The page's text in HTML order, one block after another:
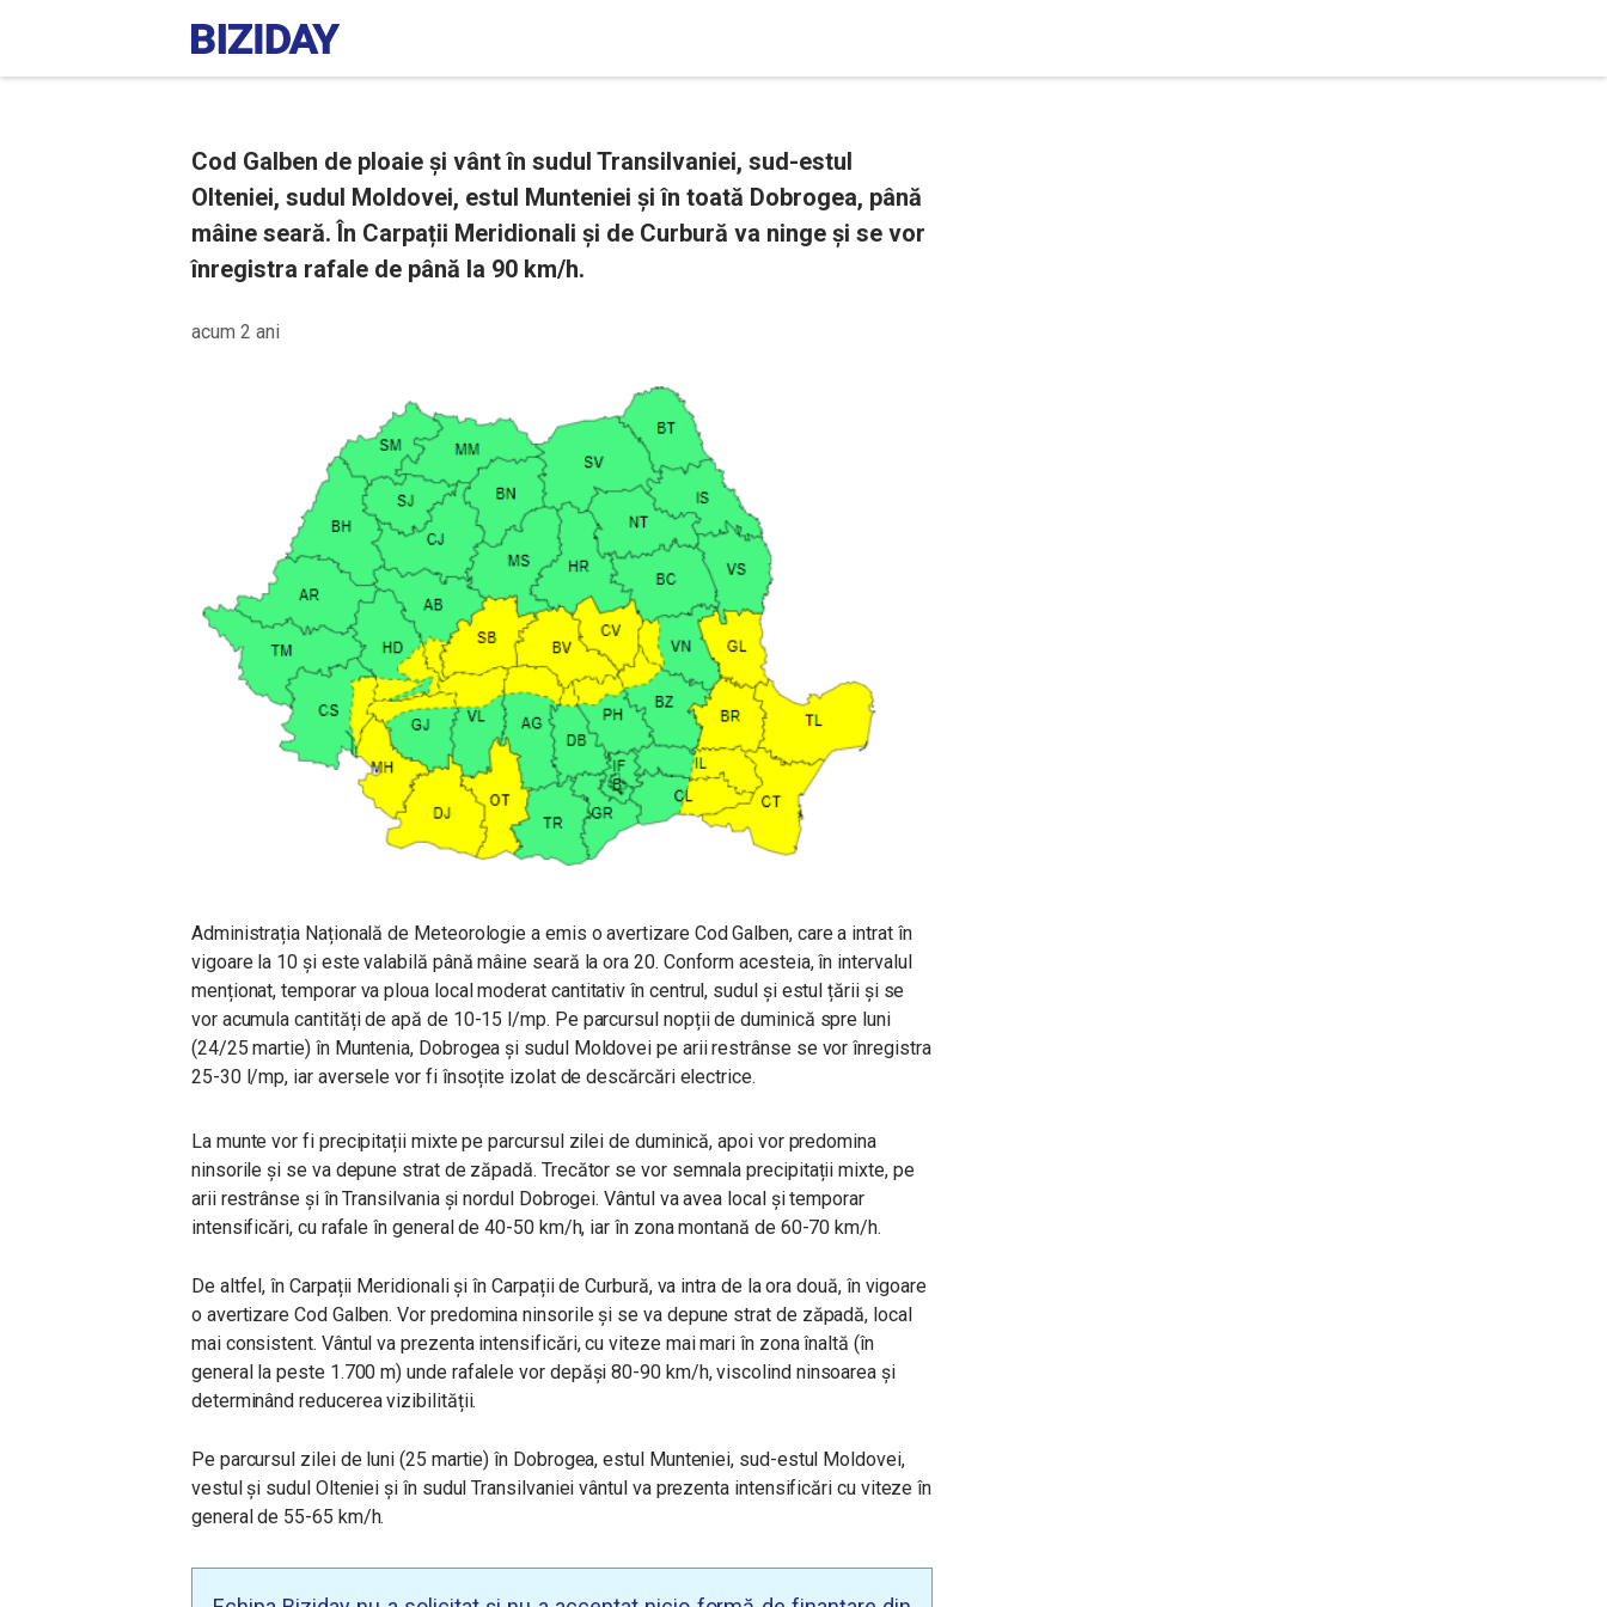
Cod Galben de ploaie și vânt în sudul Transilvaniei, sud-estul
Olteniei, sudul Moldovei, estul Munteniei și în toată Dobrogea, până
mâine seară. În Carpații Meridionali și de Curbură va ninge și se vor
înregistra rafale de până la 90 km/h.
acum 2 ani
Administrația Națională de Meteorologie a emis o avertizare Cod Galben, care a intrat în
vigoare la 10 și este valabilă până mâine seară la ora 20. Conform acesteia, în intervalul
menționat, temporar va ploua local moderat cantitativ în centrul, sudul și estul țării și se
vor acumula cantități de apă de 10-15 l/mp. Pe parcursul nopții de duminică spre luni
(24/25 martie) în Muntenia, Dobrogea și sudul Moldovei pe arii restrânse se vor înregistra
25-30 l/mp, iar aversele vor fi însoțite izolat de descărcări electrice.
La munte vor fi precipitații mixte pe parcursul zilei de duminică, apoi vor predomina
ninsorile și se va depune strat de zăpadă. Trecător se vor semnala precipitații mixte, pe
arii restrânse și în Transilvania și nordul Dobrogei.Vântul va avea local și temporar
intensificări, cu rafale în general de 40-50 km/h, iar în zona montană de 60-70 km/h.
De altfel, în Carpații Meridionali și în Carpații de Curbură, va intra de la ora două, în vigoare
o avertizare Cod Galben. Vor predomina ninsorile și se va depune strat de zăpadă, local
mai consistent. Vântul va prezenta intensificări, cu viteze mai mari în zona înaltă (în
general la peste 1.700 m) unde rafalele vor depăși 80-90 km/h, viscolind ninsoarea și
determinând reducerea vizibilității.
Pe parcursul zilei de luni (25 martie) în Dobrogea, estul Munteniei, sud-estul Moldovei,
vestul și sudul Olteniei și în sudul Transilvaniei vântul va prezenta intensificări cu viteze în
general de 55-65 km/h.